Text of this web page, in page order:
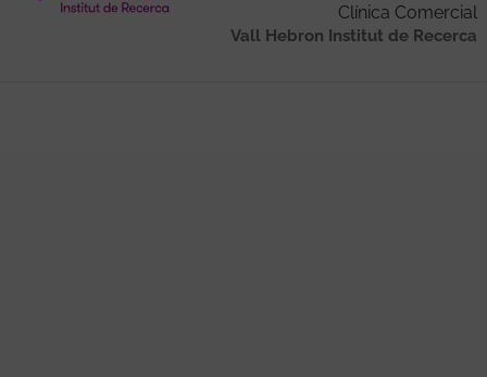
Clínica Comercial
Vall Hebron Institut de Recerca